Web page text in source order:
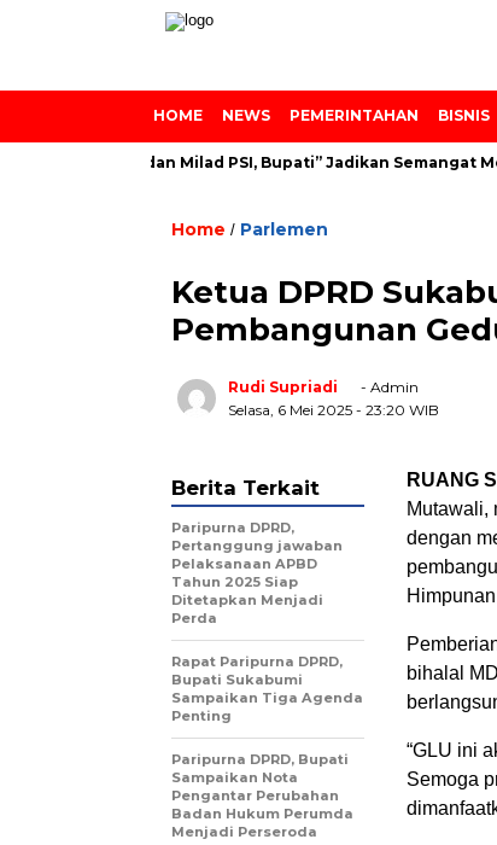
HOME NEWS PEMERINTAHAN BISNIS
Azainiyah dan Milad PSI, Bupati” Jadikan Semangat
Home / Parlemen
Ketua DPRD
Pembangunan
Rudi Supriadi
- Admin
Selasa, 6 Mei 2025 - 23:20 WIB
RUANG
Mutawali,
dengan
bihalal
“GLU ini
Semoga
Berita Terkait
Paripurna DPRD,
Pertanggung jawaban
Pelaksanaan APBD
Tahun 2025 Siap
Ditetapkan Menjadi
Perda
Rapat Paripurna DPRD,
Bupati Sukabumi
Sampaikan Tiga Agenda
Penting
Paripurna DPRD, Bupati
Sampaikan Nota
Pengantar Perubahan
Badan Hukum Perumda
Menjadi Perseroda